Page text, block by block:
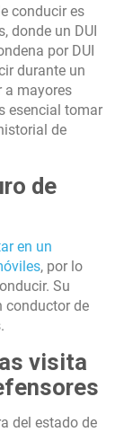
conducir es
donde un DUI
por DUI
durante un
a mayores
esencial tomar
de
de
en un
, por lo
Su
conductor de
visita
del estado de